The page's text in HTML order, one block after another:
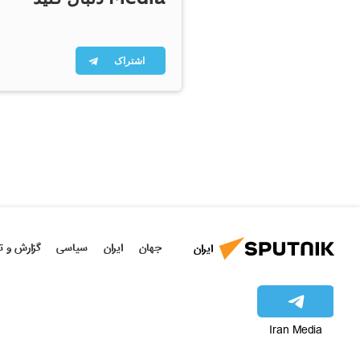
اشتراک
ایران جهان ایران سیاسی گزارش و
Iran Media